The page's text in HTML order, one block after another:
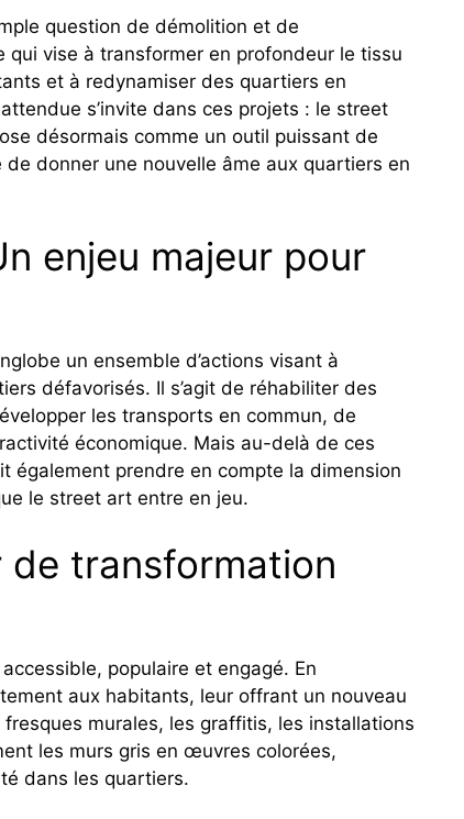
question de démolition et de
qui vise à transformer en profondeur le tissu
et à redynamiser des quartiers en
s’invite dans ces projets : le street
désormais comme un outil puissant de
donner une nouvelle âme aux quartiers en
enjeu majeur pour
un ensemble d’actions visant à
défavorisés. Il s’agit de réhabiliter des
les transports en commun, de
économique. Mais au-delà de ces
également prendre en compte la dimension
le street art entre en jeu.
transformation
populaire et engagé. En
aux habitants, leur offrant un nouveau
murales, les graffitis, les installations
les murs gris en œuvres colorées,
dans les quartiers.